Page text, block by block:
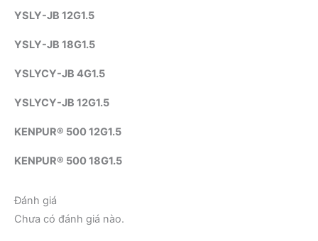
YSLY-JB 12G1.5
YSLY-JB 18G1.5
YSLYCY-JB 4G1.5
YSLYCY-JB 12G1.5
KENPUR® 500 12G1.5
KENPUR® 500 18G1.5
Đánh giá
Chưa có đánh giá nào.